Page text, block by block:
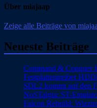
Über miajaap
Zeige alle Beiträge von
Neueste Beiträge
Command & Conquer
Festplattentreiber
SDL2 kommt auf den
NoSTalgia: ST-
Falcon Rebuild: